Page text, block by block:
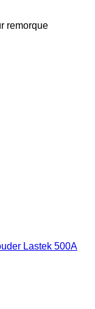
remorque
Lastek 500A